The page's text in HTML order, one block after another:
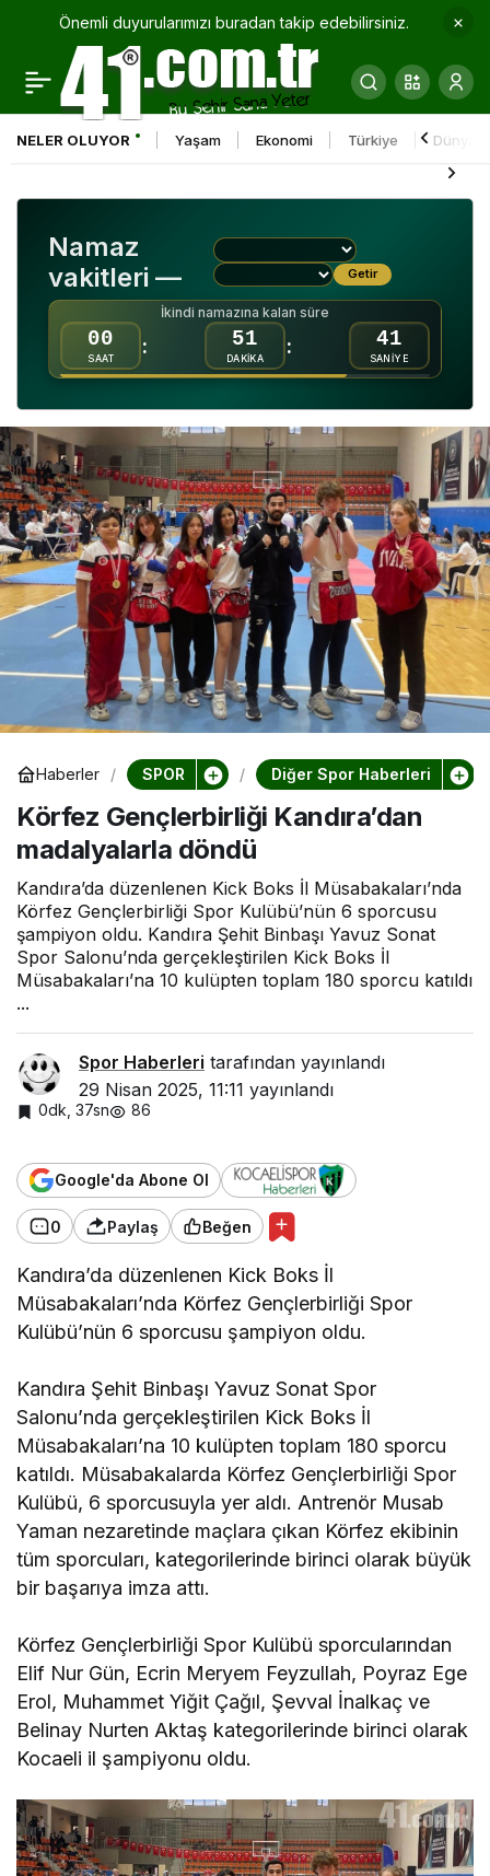
Önemli duyurularımızı buradan takip edebilirsiniz.
NELER OLUYOR Yaşam Ekonomi Türkiye Dünya
Namaz
vakitleri —
Getir
İkindi namazına kalan süre
00
SAAT
: 51
DAKİKA
: 40
SANİYE
Haberler SPOR Diğer Spor Haberleri
Körfez Gençlerbirliği Kandıra’dan
madalyalarla döndü
Kandıra’da düzenlenen Kick Boks İl Müsabakaları’nda
Körfez Gençlerbirliği Spor Kulübü’nün 6 sporcusu
şampiyon oldu. Kandıra Şehit Binbaşı Yavuz Sonat
Spor Salonu’nda gerçekleştirilen Kick Boks İl
Müsabakaları’na 10 kulüpten toplam 180 sporcu katıldı
...
Spor Haberleri tarafından yayınlandı
29 Nisan 2025, 11:11 yayınlandı
0dk, 37sn 86
Google'da Abone Ol
0 Paylaş Beğen
Kandıra’da düzenlenen Kick Boks İl
Müsabakaları’nda Körfez Gençlerbirliği Spor
Kulübü’nün 6 sporcusu şampiyon oldu.
Kandıra Şehit Binbaşı Yavuz Sonat Spor
Salonu’nda gerçekleştirilen Kick Boks İl
Müsabakaları’na 10 kulüpten toplam 180 sporcu
katıldı. Müsabakalarda Körfez Gençlerbirliği Spor
Kulübü, 6 sporcusuyla yer aldı. Antrenör Musab
Yaman nezaretinde maçlara çıkan Körfez ekibinin
tüm sporcuları, kategorilerinde birinci olarak büyük
bir başarıya imza attı.
Körfez Gençlerbirliği Spor Kulübü sporcularından
Elif Nur Gün, Ecrin Meryem Feyzullah, Poyraz Ege
Erol, Muhammet Yiğit Çağıl, Şevval İnalkaç ve
Belinay Nurten Aktaş kategorilerinde birinci olarak
Kocaeli il şampiyonu oldu.
Gebzespor, Zorlu
Bozüyük
Deplasmanında Onur
0 Paylaş